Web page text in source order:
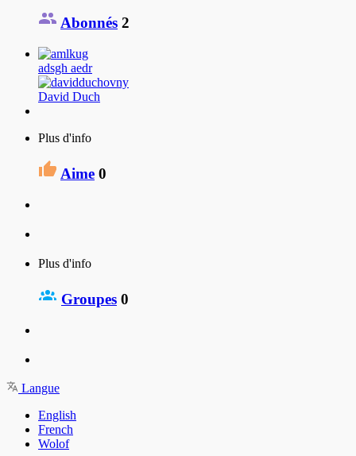
Abonnés 2
adsgh aedr
David Duch
Plus d'info
Aime 0
Plus d'info
Groupes 0
Langue
English
French
Wolof